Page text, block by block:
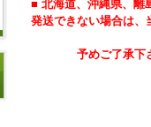
■ 北海道、沖縄県、離
発送できない場合は、
予めご了承下